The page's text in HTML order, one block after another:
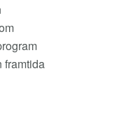
framtida